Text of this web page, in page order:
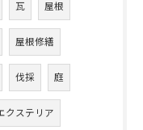
瓦 屋根
屋根修繕
伐採 庭
クステリア